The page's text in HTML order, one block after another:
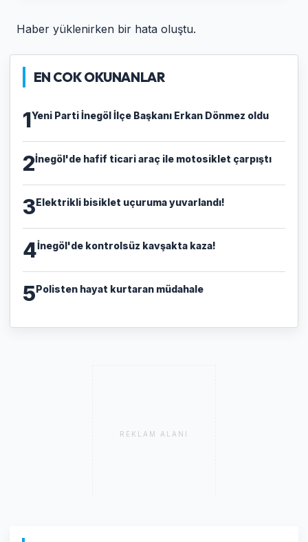
Haber yüklenirken bir hata oluştu.
EN COK OKUNANLAR
1Yeni Parti İnegöl İlçe Başkanı Erkan Dönmez oldu
2İnegöl'de hafif ticari araç ile motosiklet çarpıştı
3Elektrikli bisiklet uçuruma yuvarlandı!
4İnegöl'de kontrolsüz kavşakta kaza!
5Polisten hayat kurtaran müdahale
REKLAM ALANI